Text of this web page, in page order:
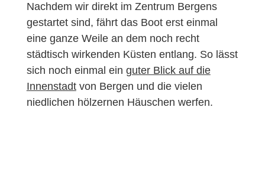
Nachdem wir direkt im Zentrum Bergens
gestartet sind, fährt das Boot erst einmal
eine ganze Weile an dem noch recht
städtisch wirkenden Küsten entlang. So lässt
sich noch einmal ein guter Blick auf die
Innenstadtvon Bergen und die vielen
niedlichen hölzernen Häuschen werfen.